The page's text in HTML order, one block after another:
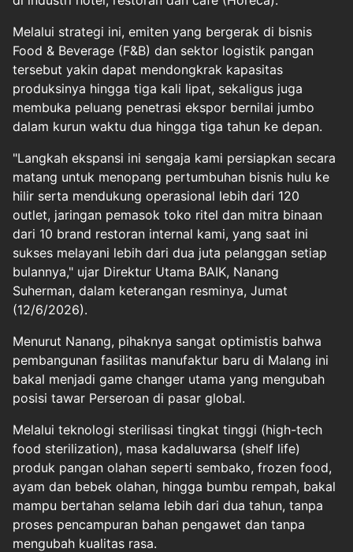
Melalui strategi ini, emiten yang bergerak di bisnis
Food & Beverage (F&B) dan sektor logistik pangan
tersebut yakin dapat mendongkrak kapasitas
produksinya hingga tiga kali lipat, sekaligus juga
membuka peluang penetrasi ekspor bernilai jumbo
dalam kurun waktu dua hingga tiga tahun ke depan.
"Langkah ekspansi ini sengaja kami persiapkan secara
matang untuk menopang pertumbuhan bisnis hulu ke
hilir serta mendukung operasional lebih dari 120
outlet, jaringan pemasok toko ritel dan mitra binaan
dari 10 brand restoran internal kami, yang saat ini
sukses melayani lebih dari dua juta pelanggan setiap
bulannya," ujar Direktur Utama BAIK, Nanang
Suherman, dalam keterangan resminya, Jumat
(12/6/2026).
Menurut Nanang, pihaknya sangat optimistis bahwa
pembangunan fasilitas manufaktur baru di Malang ini
bakal menjadi game changer utama yang mengubah
posisi tawar Perseroan di pasar global.
Melalui teknologi sterilisasi tingkat tinggi (high-tech
food sterilization), masa kadaluwarsa (shelf life)
produk pangan olahan seperti sembako, frozen food,
ayam dan bebek olahan, hingga bumbu rempah, bakal
mampu bertahan selama lebih dari dua tahun, tanpa
proses pencampuran bahan pengawet dan tanpa
mengubah kualitas rasa.